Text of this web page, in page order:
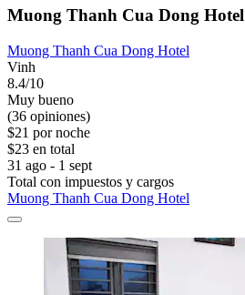
Muong Thanh Cua Dong Hotel
Muong Thanh Cua Dong Hotel
Vinh
8.4/10
Muy bueno
(36 opiniones)
$21 por noche
$23 en total
31 ago - 1 sept
Total con impuestos y cargos
Muong Thanh Cua Dong Hotel